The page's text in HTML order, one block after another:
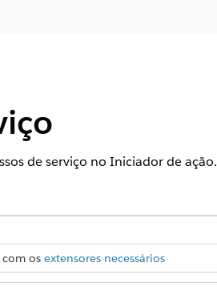
de serviço no Iniciador de ação.
com os extensores necessários